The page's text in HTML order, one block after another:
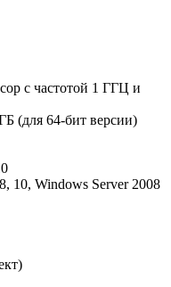
с частотой 1 ГГЦ и
(для 64-бит версии)
10, Windows Server 2008